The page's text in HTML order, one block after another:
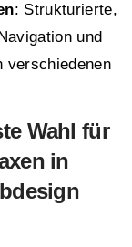
: Strukturierte,
und
verschiedenen
Wahl für
in